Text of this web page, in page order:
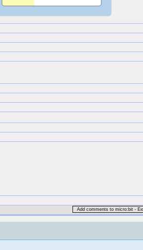
Add comments to micro:bit -